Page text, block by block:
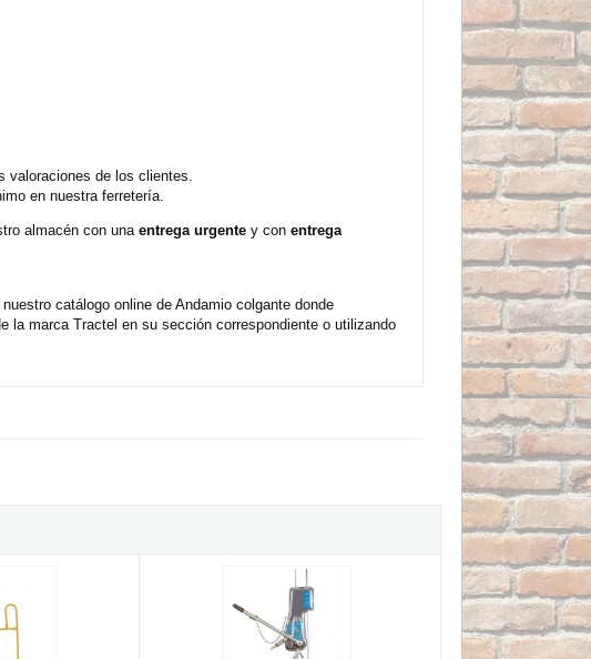
valoraciones de los clientes.
en nuestra ferretería.
almacén con una entrega urgente y con entrega
catálogo online de Andamio colgante donde
la marca Tractel en su sección correspondiente o utilizando
Lira intermedia a Lira extrema Tractel
Tractel T-7A 2000 + Bloc Stop